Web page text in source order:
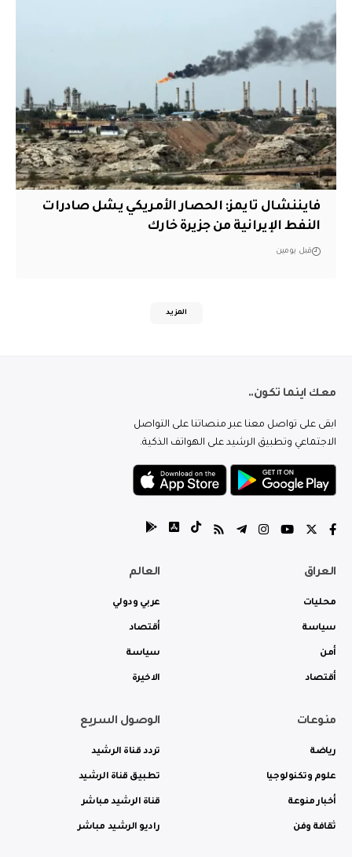
فايننشال تايمز: الحصار الأمريكي يشل صادرات
النفط الإيرانية من جزيرة خارك
قبل يومين
المزيد
معك اينما تكون..
ابقى على تواصل معنا عبر منصاتنا على التواصل
الاجتماعي وتطبيق الرشيد على الهواتف الذكية.
العراق
محليات
سياسة
أمن
أقتصاد
العالم
عربي ودولي
أقتصاد
سياسة
الاخيرة
منوعات
رياضة
علوم وتكنولوجيا
أخبار منوعة
ثقافة وفن
الوصول السريع
تردد قناة الرشيد
تطبيق قناة الرشيد
قناة الرشيد مباشر
راديو الرشيد مباشر